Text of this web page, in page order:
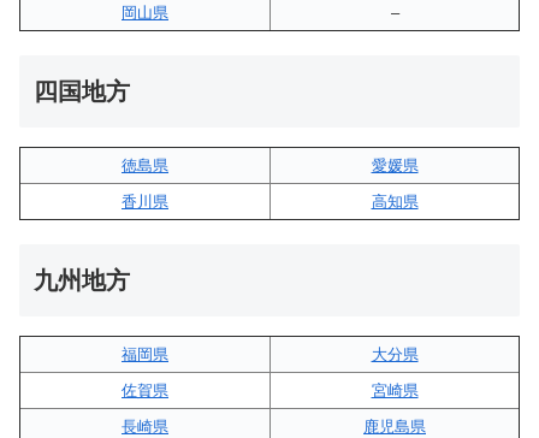
岡山県
–
四国地方
徳島県
愛媛県
香川県
高知県
九州地方
福岡県
大分県
佐賀県
宮崎県
長崎県
鹿児島県